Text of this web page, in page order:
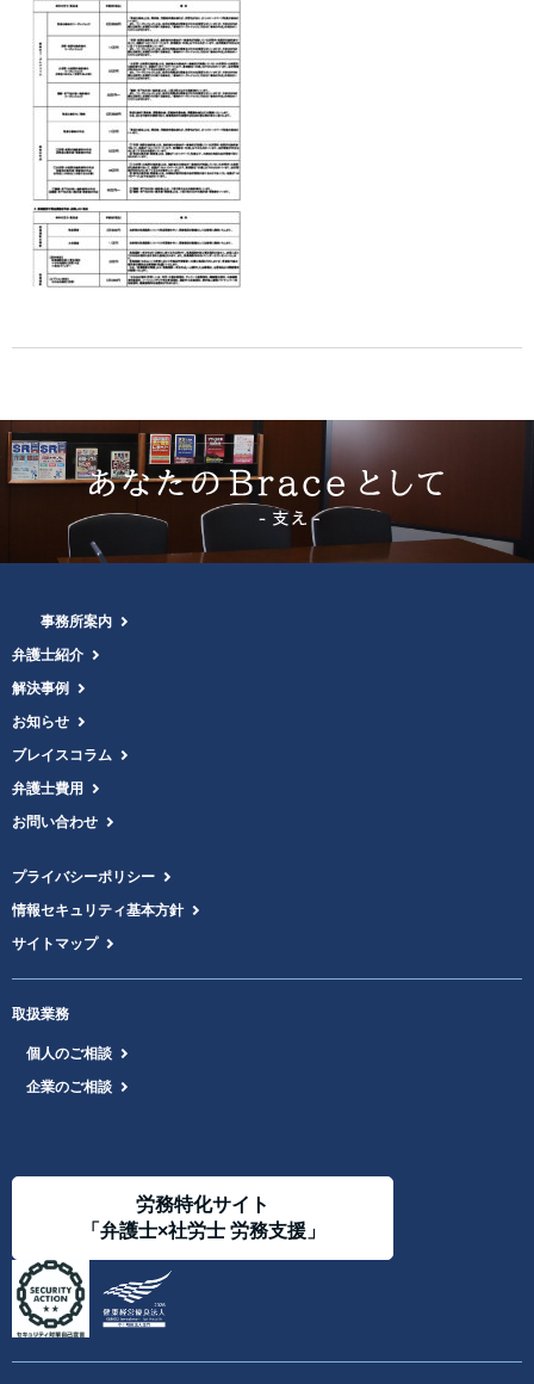
事務所案内
弁護士紹介
解決事例
お知らせ
ブレイスコラム
弁護士費用
お問い合わせ
プライバシーポリシー
情報セキュリティ基本方針
サイトマップ
取扱業務
個人のご相談
企業のご相談
労務特化サイト
「弁護士×社労士 労務支援」